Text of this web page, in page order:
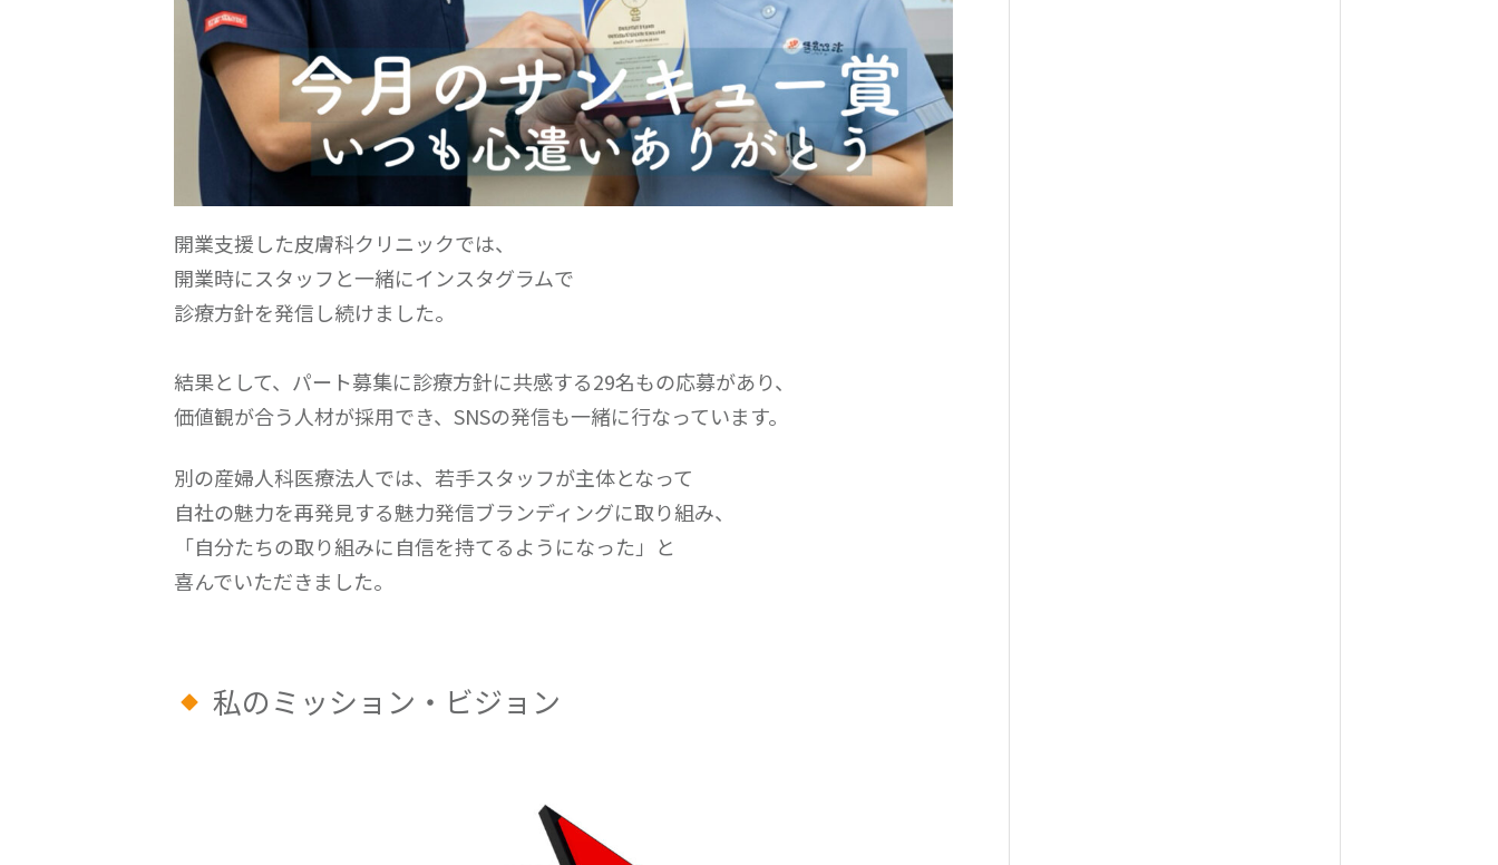
開業支援した皮膚科クリニックでは、
開業時にスタッフと一緒にインスタグラムで
診療方針を発信し続けました。
結果として、パート募集に診療方針に共感する29名もの応募があり、
価値観が合う人材が採用でき、SNSの発信も一緒に行なっています。
別の産婦人科医療法人では、若手スタッフが主体となって
自社の魅力を再発見する魅力発信ブランディングに取り組み、
「自分たちの取り組みに自信を持てるようになった」と
喜んでいただきました。
私のミッション・ビジョン